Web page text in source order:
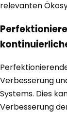
relevanten
Verbesserung
Systems. Dies
Verbesserung